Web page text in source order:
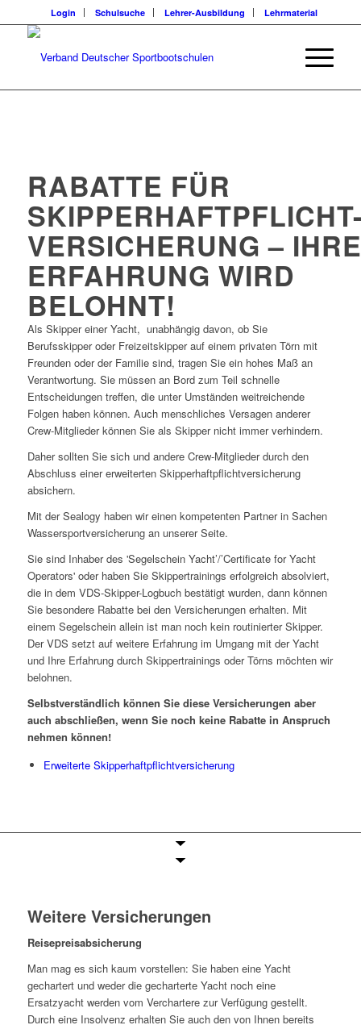
Login Schulsuche Lehrer-Ausbildung Lehrmaterial
RABATTE FÜR
VERSICHERUNG – IHRE
ERFAHRUNG WIRD
BELOHNT!
Als Skipper einer Yacht, unabhängig davon, ob Sie
Berufsskipper oder Freizeitskipper auf einem privaten Törn mit
Freunden oder der Familie sind, tragen Sie ein hohes Maß an
Verantwortung. Sie müssen an Bord zum Teil schnelle
Entscheidungen treffen, die unter Umständen weitreichende
Folgen haben können. Auch menschliches Versagen anderer
Crew-Mitglieder können Sie als Skipper nicht immer verhindern.
Daher sollten Sie sich und andere Crew-Mitglieder durch den
Abschluss einer erweiterten Skipperhaftpflichtversicherung
absichern.
Mit der Sealogy haben wir einen kompetenten Partner in Sachen
Wassersportversicherung an unserer Seite.
Sie sind Inhaber des 'Segelschein Yacht’/’Certificate for Yacht
Operators' oder haben Sie Skippertrainings erfolgreich absolviert,
die in dem VDS-Skipper-Logbuch bestätigt wurden, dann können
Sie besondere Rabatte bei den Versicherungen erhalten. Mit
einem Segelschein allein ist man noch kein routinierter Skipper.
Der VDS setzt auf weitere Erfahrung im Umgang mit der Yacht
und Ihre Erfahrung durch Skippertrainings oder Törns möchten wir
belohnen.
Selbstverständlich können Sie diese Versicherungen aber
auch abschließen, wenn Sie noch keine Rabatte in Anspruch
nehmen können!
Erweiterte Skipperhaftpflichtversicherung
Weitere Versicherungen
Reisepreisabsicherung
Man mag es sich kaum vorstellen: Sie haben eine Yacht
gechartert und weder die gecharterte Yacht noch eine
Ersatzyacht werden vom Verchartere zur Verfügung gestellt.
Durch eine Insolvenz erhalten Sie auch den von Ihnen bereits